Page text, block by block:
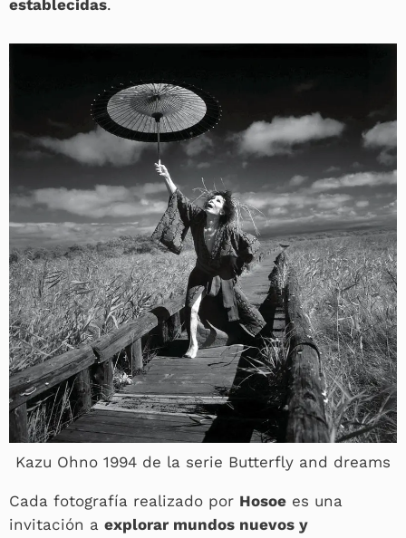
establecidas.
Kazu Ohno 1994 de la serie Butterfly and dreams
Cada fotografía realizado por Hosoe es una
invitación a explorar mundos nuevos y